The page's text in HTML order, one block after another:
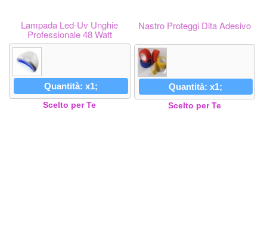
Lampada Led-Uv Unghie
Professionale 48 Watt
Quantità: x1;
Scelto per Te
Nastro Proteggi Dita Adesivo
Quantità: x1;
Scelto per Te